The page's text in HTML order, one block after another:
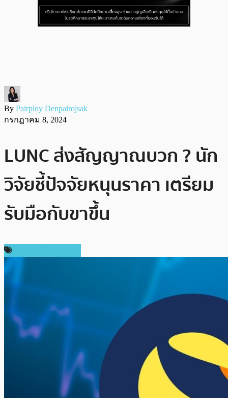
By Pairploy Denpairojsak
กรกฎาคม 8, 2024
LUNC ส่งสัญญาณบวก ? นัก
วิจัยชี้ปัจจัยหนุนราคา เตรียม
รับมือกับขาขึ้น